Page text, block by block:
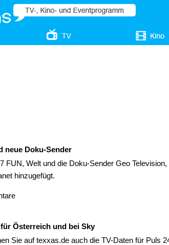
neue Doku-Sender
FUN, Welt und die Doku-Sender Geo
hinzugefügt.
Österreich und bei Sky
Sie auf texxas.de auch die TV-Daten für Puls